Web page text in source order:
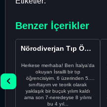
Benzer İçerikler
Nörodiverjan Tıp Öğrencisi Yeni Bir Yol Arıyor
Herkese merhaba! Ben İtalya'da
okuyan İsrailli bir tıp
öğrencisiyim. 6 üzerinden 5.
sınıftayım ve teorik olarak
yaklaşık bir buçuk yılım kaldı
ama son 7-neredeyse 8 yılımı
bu 4 yıl...